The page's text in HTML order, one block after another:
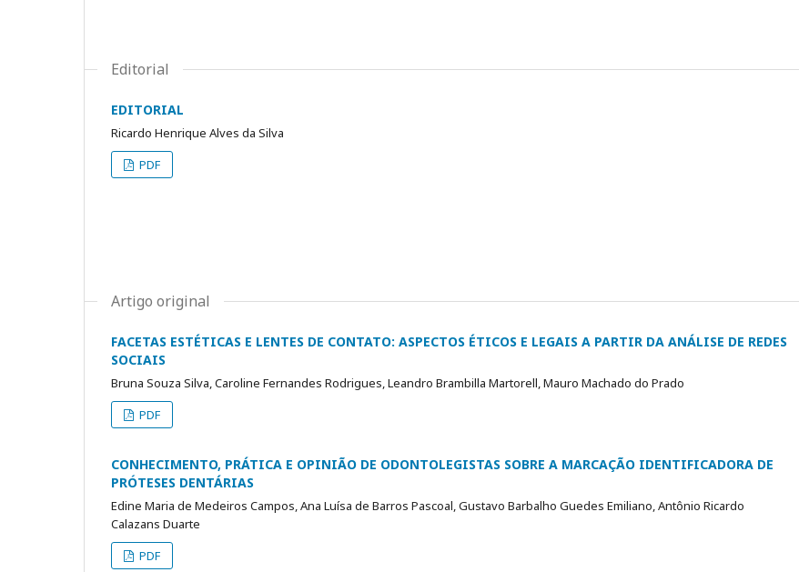
Editorial
EDITORIAL
Ricardo Henrique Alves da Silva
PDF
Artigo original
FACETAS ESTÉTICAS E LENTES DE CONTATO: ASPECTOS ÉTICOS E LEGAIS A PARTIR DA ANÁLISE DE REDES
SOCIAIS
Bruna Souza Silva, Caroline Fernandes Rodrigues, Leandro Brambilla Martorell, Mauro Machado do Prado
PDF
CONHECIMENTO, PRÁTICA E OPINIÃO DE ODONTOLEGISTAS SOBRE A MARCAÇÃO IDENTIFICADORA DE
PRÓTESES DENTÁRIAS
Edine Maria de Medeiros Campos, Ana Luísa de Barros Pascoal, Gustavo Barbalho Guedes Emiliano, Antônio Ricardo
Calazans Duarte
PDF